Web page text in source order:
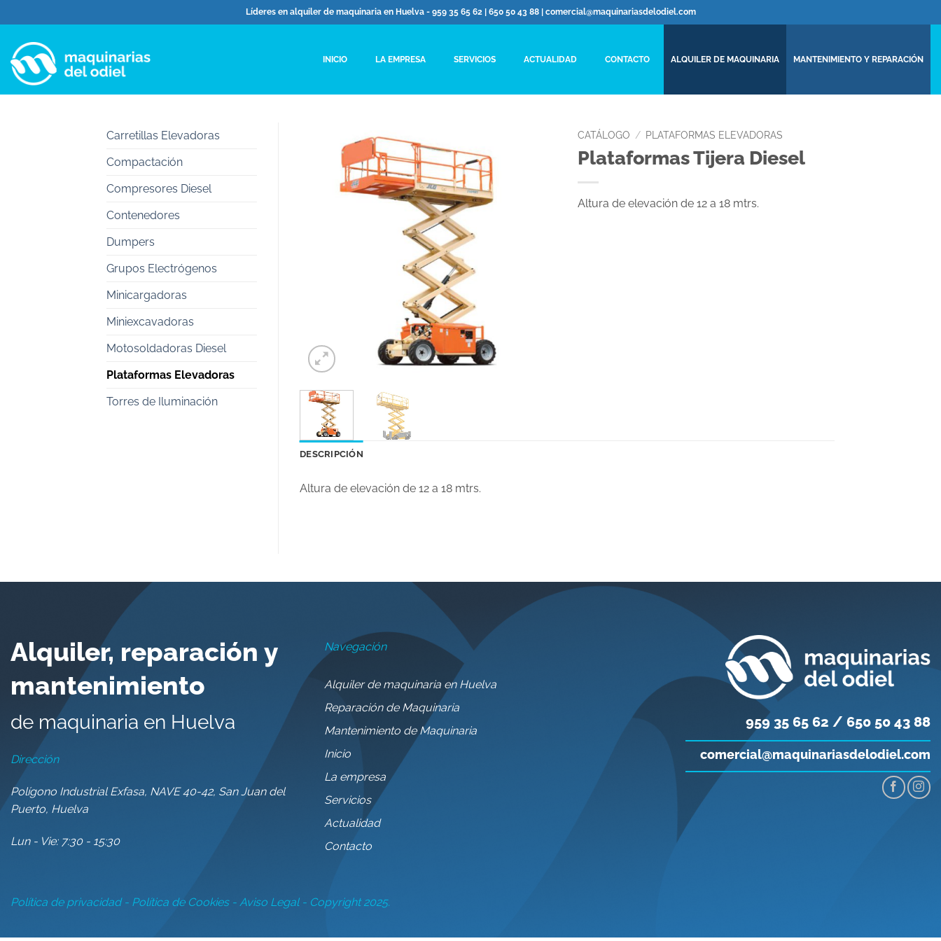
al
contenido
Líderes en alquiler de maquinaria en Huelva - 959 35 65 62 | 650 50 43 88 | comercial@maquinariasdelodiel.com
INICIO LA EMPRESA SERVICIOS ACTUALIDAD CONTACTO ALQUILER DE MAQUINARIA MANTENIMIENTO Y REPARACIÓN
Carretillas Elevadoras
Compactación
Compresores Diesel
Contenedores
Dumpers
Grupos Electrógenos
Minicargadoras
Miniexcavadoras
Motosoldadoras Diesel
Plataformas Elevadoras
Torres de Iluminación
CATÁLOGO / PLATAFORMAS ELEVADORAS
Plataformas Tijera Diesel
Altura de elevación de 12 a 18 mtrs.
DESCRIPCIÓN
Altura de elevación de 12 a 18 mtrs.
Alquiler, reparación y
mantenimiento
de maquinaria en Huelva
Dirección
Polígono Industrial Exfasa, NAVE 40-42, San Juan del
Puerto, Huelva
Lun - Vie: 7:30 - 15:30
Navegación
Alquiler de maquinaria en Huelva
Reparación de Maquinaria
Mantenimiento de Maquinaria
Inicio
La empresa
Servicios
Actualidad
Contacto
959 35 65 62 / 650 50 43 88
comercial@maquinariasdelodiel.com
Política de privacidad- Política de Cookies- Aviso Legal- Copyright 2025.